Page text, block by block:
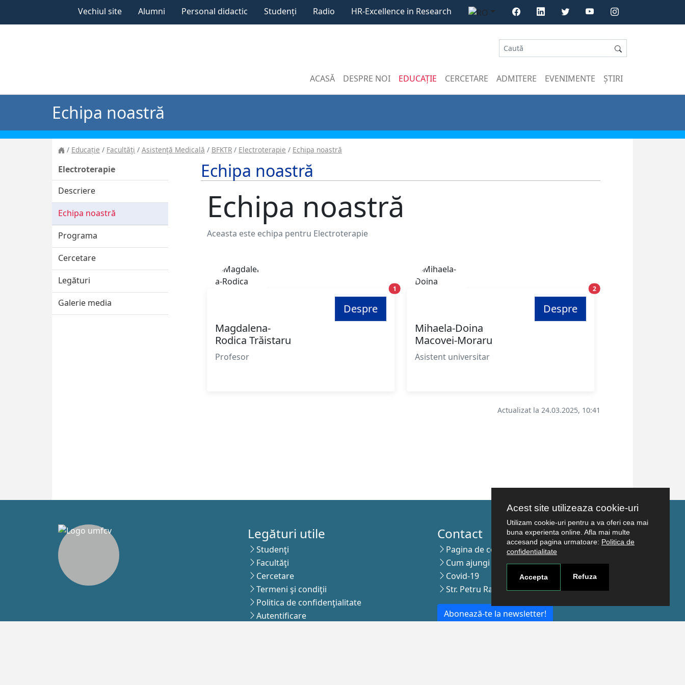
Acest site utilizeaza cookie-uri
Utilizam cookie-uri pentru a va oferi cea mai
buna experienta online. Afla mai multe
accesand pagina urmatoare: Politica de
confidentialitate
Accepta Refuza
Vechiul site Alumni Personal didactic Studenți Radio HR-Excellence in Research
ACASĂ DESPRE NOI EDUCAȚIE CERCETARE ADMITERE EVENIMENTE ȘTIRI
Echipa noastră
Educație Facultăţi Asistenţă Medicală BFKTR Electroterapie Echipa noastră
Electroterapie
Descriere
Echipa noastră
Programa
Cercetare
Legături
Galerie media
Echipa noastră
Echipa noastră
Aceasta este echipa pentru Electroterapie
1 Poziție
Magdalena-
Rodica Trăistaru
Profesor
Despre
2Poziție
Mihaela-Doina
Macovei-Moraru
Asistent universitar
Despre
Actualizat la 24.03.2025, 10:41
Legături utile
Studenţi
Facultăţi
Cercetare
Termeni şi condiţii
Politica de confidenţialitate
Autentificare
Contact
Pagina de contact
Cum ajungi aici
Covid-19
Str. Petru Rareş nr.2, Craiova, 200349
Abonează-te la newsletter!